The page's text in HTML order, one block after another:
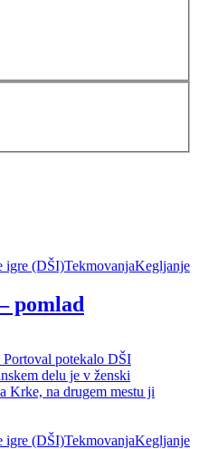
igre (DŠI)TekmovanjaKegljanje
pomlad
potekalo DŠI
delu je v ženski
Krke, na drugem mestu ji
igre (DŠI)TekmovanjaKegljanje